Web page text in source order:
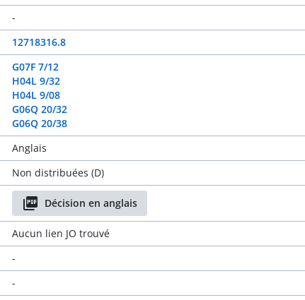
-
12718316.8
G07F 7/12
H04L 9/32
H04L 9/08
G06Q 20/32
G06Q 20/38
Anglais
Non distribuées (D)
Décision en anglais
Aucun lien JO trouvé
-
-